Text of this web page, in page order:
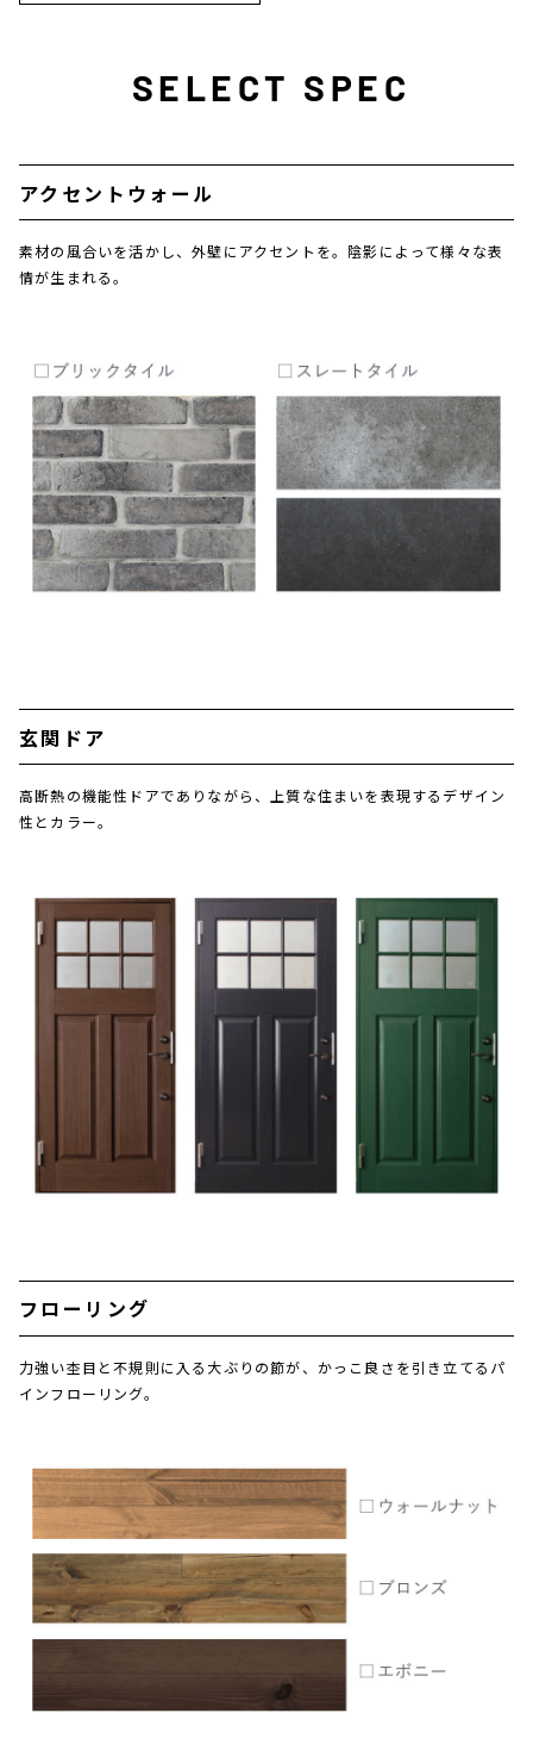
SELECT SPEC
アクセントウォール
素材の風合いを活かし、外壁にアクセントを。陰影によって様々な表
情が生まれる。
玄関ドア
高断熱の機能性ドアでありながら、上質な住まいを表現するデザイン
性とカラー。
フローリング
力強い杢目と不規則に入る大ぶりの節が、かっこ良さを引き立てるパ
インフローリング。